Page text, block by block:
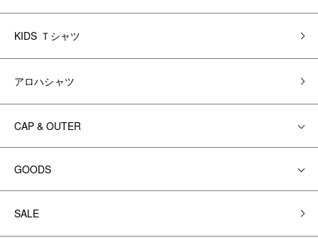
KIDS Ｔシャツ
アロハシャツ
CAP & OUTER
GOODS
SALE